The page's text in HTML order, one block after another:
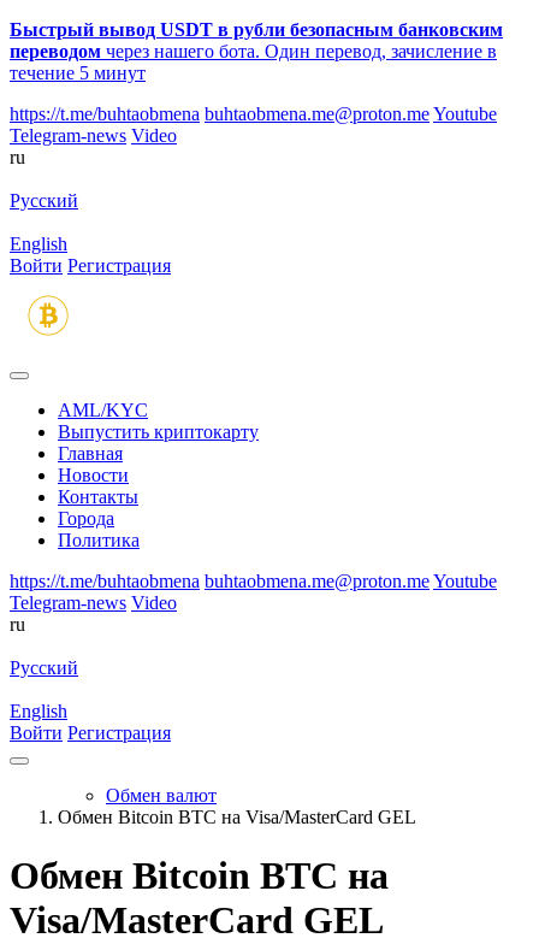
Быстрый вывод USDT в рубли безопасным банковским
переводом через нашего бота. Один перевод, зачисление в
течение 5 минут
https://t.me/buhtaobmena buhtaobmena.me@proton.meYoutube
Telegram-news Video
ru
Русский
English
Войти Регистрация
AML/KYC
Выпустить криптокарту
Главная
Новости
Контакты
Города
Политика
https://t.me/buhtaobmena buhtaobmena.me@proton.meYoutube
Telegram-news Video
ru
Русский
English
Войти Регистрация
Обмен валют
Обмен Bitcoin BTC на Visa/MasterCard GEL
Обмен Bitcoin BTC на
Visa/MasterCard GEL